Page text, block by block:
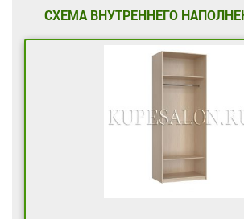
СХЕМА ВНУТРЕННЕГО